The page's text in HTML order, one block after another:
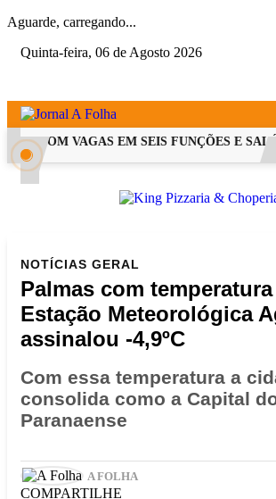
Aguarde, carregando...
Quinta-feira, 06 de Agosto 2026
COM VAGAS EM SEIS FUNÇÕES E
NOTÍCIAS GERAL
Palmas com
Estação Meteorológica
assinalou -4,9ºC
Com essa temperatura a
consolida como a Capital
Paranaense
A FOLHA
COMPARTILHE